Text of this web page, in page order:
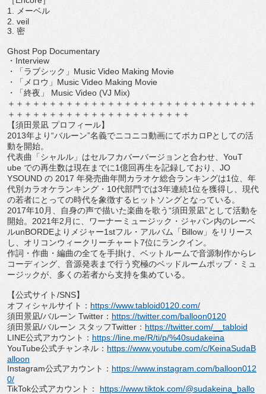
1.
メーベル
2. veil
3. 密
Ghost Pop Documentary
・ Interview
・「ラブシック」 Music Video Making Movie
・「メロウ」 Music Video Making Movie
・「終夜」
Music Video (VJ Mix)
＋＋＋＋＋＋＋＋＋＋＋＋＋＋＋＋＋＋＋＋＋＋＋＋＋＋＋＋＋＋
＋＋＋＋＋＋＋＋＋＋＋＋＋＋＋＋＋＋＋＋＋＋
【須田景凪 プロフィール】
2013年より“バルーン”名義でニコニコ動画にてボカロPとしての活
動を開始。
代表曲「シャルル」はセルフカバーバージョンと合わせ、 YouT
ube での再生数は現在までに1億回再生を記録しており、 JO
YSOUND の 2017 年発売曲年間カラオケ総合ランキングは1位、年
代別カラオケランキング・ 10代部門では3年連続1位を獲得し、 現代
の若者にとっての時代を象徴するヒットソングとなっている。
2017年10月、自身の声で描いた楽曲を歌う“須田景凪”として活動を
開始。 2021年2 月に、ワーナーミュージック・ ジャパン内のレーベ
ルunBORDEよりメジャー1stフル・ アルバム「Billow 」をリリース
し、 オリコンウィークリーチャート7位にランクイン。
作詞・作曲・編曲の全てを手掛け、 ベットルームで音源制作からレ
コーディング、 音源発表まで行う究極のベッドルームポップ・ミュ
ージックが、 多くの若者から支持を集めている。
【公式サイト/SNS】
オフィシャルサイト： https://www.tabloid0120.com/
須田景凪/バルーン Twitter ： https://twitter.com/balloon0120
須田景凪/バルーン スタッフTwitter ： https://twitter.com/__tabloid
LINE公式アカウント： https://line.me/R/ti/p/%40sudakeina
YouTube公式チャンネル： https://www.youtube.com/c/KeinaSudaB
alloon
Instagram公式アカウント： https://www. instagram.com/balloon012
0/
TikTok公式アカウント： https://www.tiktok.com/@sudakeina_ballo